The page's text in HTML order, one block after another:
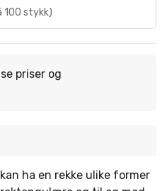
100 stykk)
priser og
ha en rekke ulike former